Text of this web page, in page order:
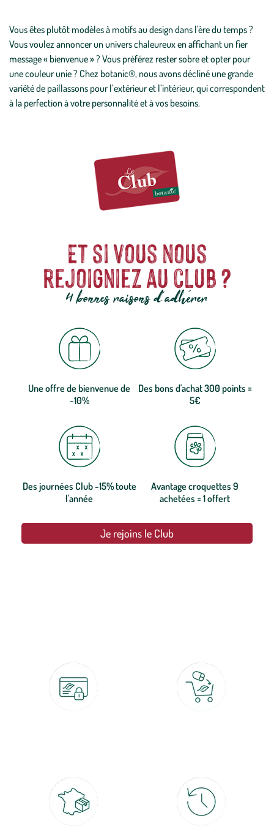
Vous êtes plutôt modèles à motifs au design dans l'ère du temps ?
Vous voulez annoncer un univers chaleureux en affichant un fier
message « bienvenue » ? Vous préférez rester sobre et opter pour
une couleur unie ? Chez botanic®, nous avons décliné une grande
variété de paillassons pour l’extérieur et l’intérieur, qui correspondent
à la perfection à votre personnalité et à vos besoins.
Et si vous nous
rejoigniez au club ?
4 bonnes raisons d'adhérer
Une offre de bienvenue de
-10%
Des bons d'achat 300 points =
5€
Des journées Club -15% toute
l'année
Avantage croquettes 9
achetées = 1 offert
Je rejoins le Club